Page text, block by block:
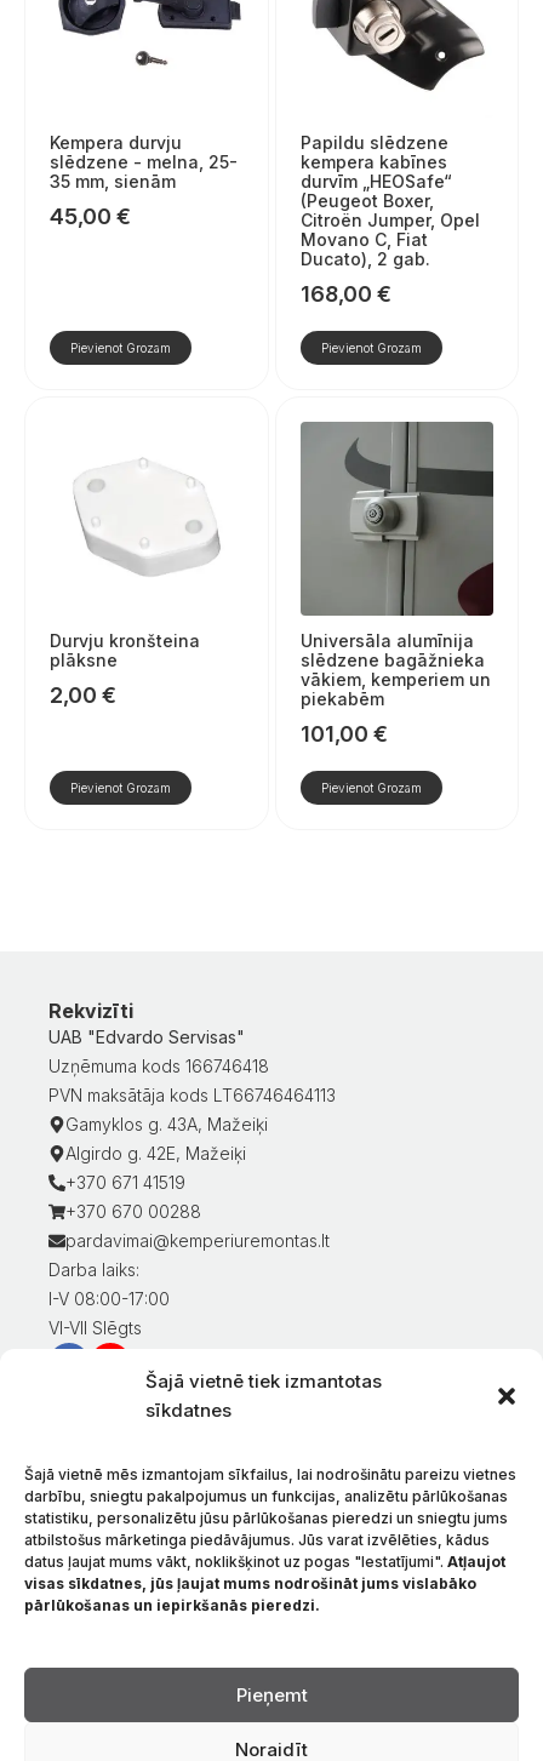
Šajā vietnē tiek izmantotas
sīkdatnes
Šajā vietnē mēs izmantojam sīkfailus, lai nodrošinātu pareizu vietnes
darbību, sniegtu pakalpojumus un funkcijas, analizētu pārlūkošanas
statistiku, personalizētu jūsu pārlūkošanas pieredzi un sniegtu jums
atbilstošus mārketinga piedāvājumus. Jūs varat izvēlēties, kādus
datus ļaujat mums vākt, noklikšķinot uz pogas "Iestatījumi". Atļaujot
visas sīkdatnes, jūs ļaujat mums nodrošināt jums vislabāko
pārlūkošanas un iepirkšanās pieredzi.
Pieņemt
Noraidīt
Kempera durvju
slēdzene - melna, 25-
35 mm, sienām
45,00 €
Pievienot Grozam
Papildu slēdzene
kempera kabīnes
durvīm „HEOSafe“
(Peugeot Boxer,
Citroën Jumper, Opel
Movano C, Fiat
Ducato), 2 gab.
168,00 €
Pievienot Grozam
Durvju kronšteina
plāksne
2,00 €
Pievienot Grozam
Universāla alumīnija
slēdzene bagāžnieka
vākiem, kemperiem un
piekabēm
101,00 €
Pievienot Grozam
Rekvizīti
UAB "Edvardo Servisas"
Uzņēmuma kods 166746418
PVN maksātāja kods LT66746464113
Gamyklos g. 43A, Mažeiķi
Algirdo g. 42E, Mažeiķi
+370 671 41519
+370 670 00288
pardavimai@kemperiuremontas.lt
Darba laiks:
I-V 08:00-17:00
VI-VII Slēgts
Informācija klientiem
Preču piegāde
Preču atgriešana
Nosacījumi un noteikumi
Konfidencialitātes politika
Par mums
Valoda